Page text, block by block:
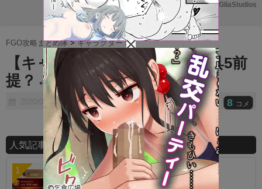
M
u
t
e
Powered by GliaStudios
FGO攻略まとめ隊 >キャラクター >
【キャラ】ボイジャーって宝具5前
提？← 前提だが強いぞwwww
2020/06/06 8 コメ
人気記事ランキング
【指摘】卑弥呼の強化はぶっ壊れじゃない？